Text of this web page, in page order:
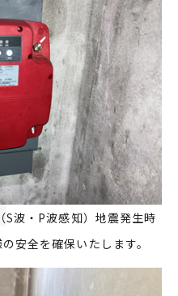
波・P波感知）地震発生時
安全を確保いたします。